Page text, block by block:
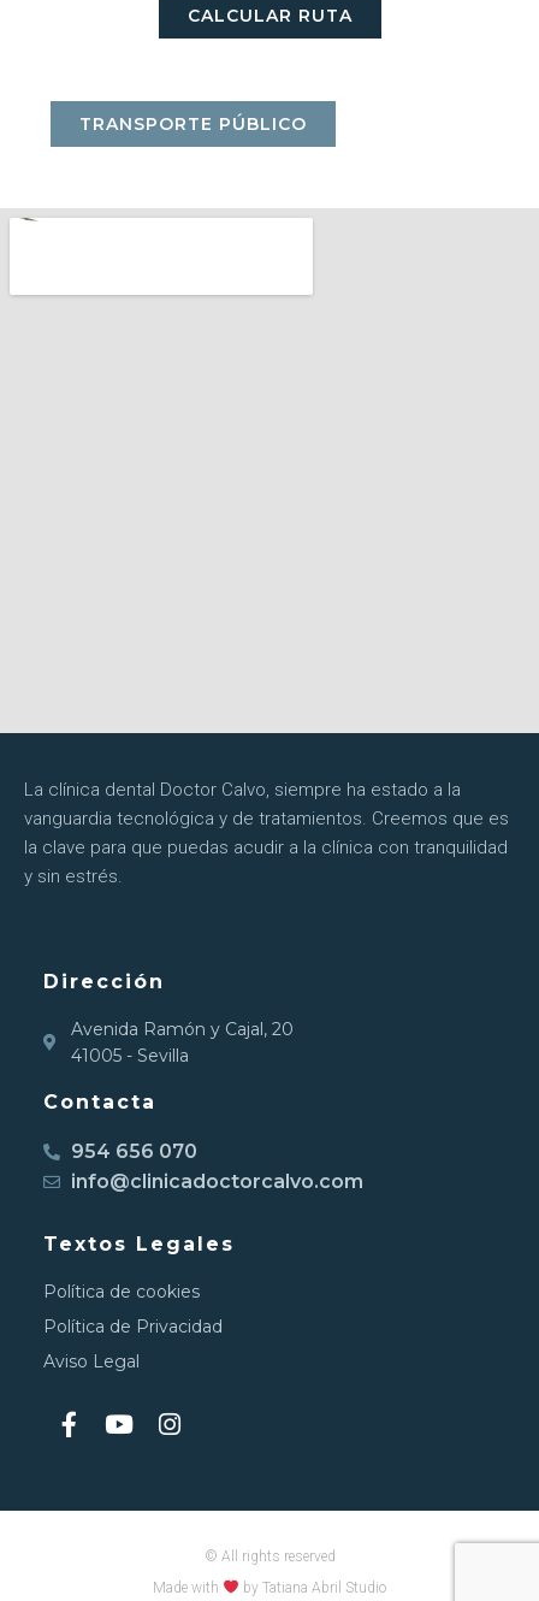
CALCULAR RUTA
TRANSPORTE PÚBLICO
La clínica dental Doctor Calvo, siempre ha estado a la
vanguardia tecnológica y de tratamientos. Creemos que es
la clave para que puedas acudir a la clínica con tranquilidad
y sin estrés.
Dirección
Avenida Ramón y Cajal, 20
41005 - Sevilla
Contacta
954 656 070
info@clinicadoctorcalvo.com
Textos Legales
Política de cookies
Política de Privacidad
Aviso Legal
© All rights reserved
Made with
by Tatiana Abril Studio